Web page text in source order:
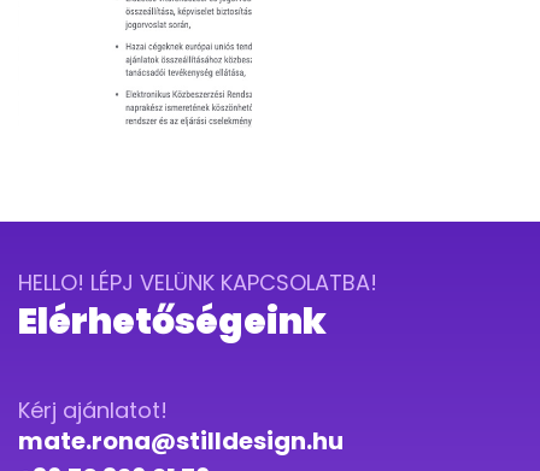
HELLO! LÉPJ VELÜNK KAPCSOLATBA!
Elérhetőségeink
Kérj ajánlatot!
mate.rona@stilldesign.hu